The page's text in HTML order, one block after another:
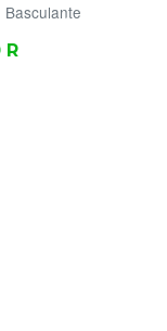
Basculante
R